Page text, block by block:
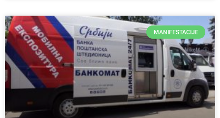
MANIFESTACIJE